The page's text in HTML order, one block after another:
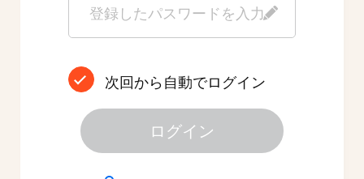
次回から自動でログイン
ログイン